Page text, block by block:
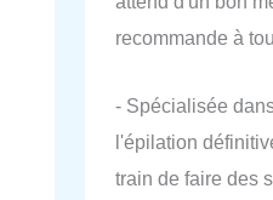
recommande à
- Spécialisée
l'épilation
train de faire des